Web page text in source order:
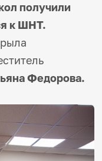
получили
к ШНТ.
Федорова.